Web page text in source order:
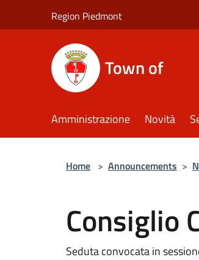
Region Piedmont
Town of
Amministrazione Novità
Home > Announcements >
Consiglio
Seduta convocata in